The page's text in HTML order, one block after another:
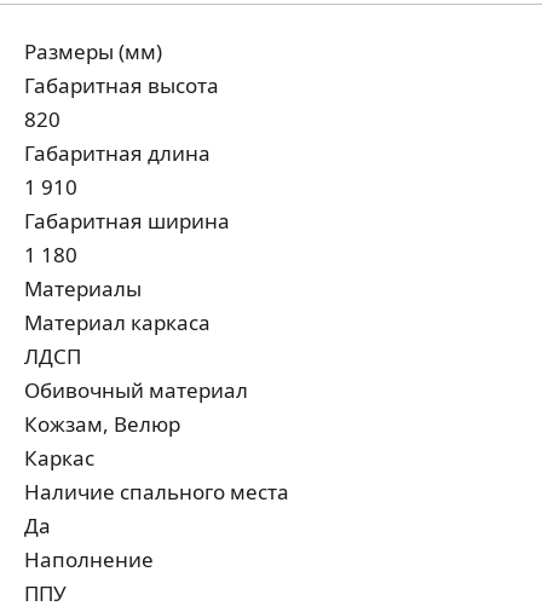
Размеры (мм)
Габаритная высота
820
Габаритная длина
1 910
Габаритная ширина
1 180
Материалы
Материал каркаса
ЛДСП
Обивочный материал
Кожзам, Велюр
Каркас
Наличие спального места
Да
Наполнение
ППУ